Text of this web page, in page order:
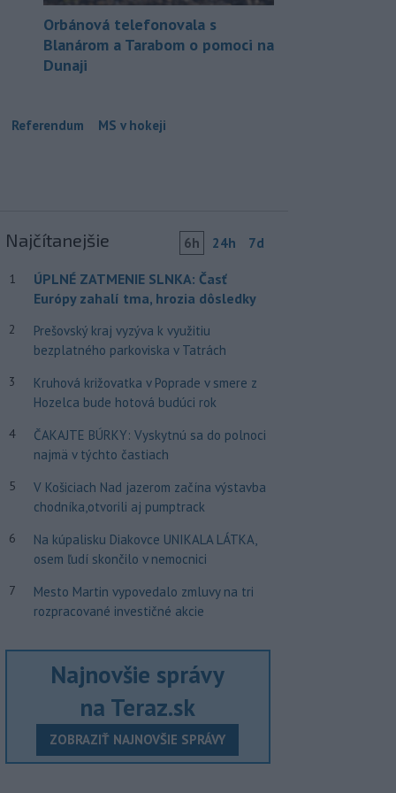
Orbánová telefonovala s
Blanárom a Tarabom o pomoci na
Dunaji
Referendum MS v hokeji
Najčítanejšie 6h 24h 7d
1
ÚPLNÉ ZATMENIE SLNKA: Časť
Európy zahalí tma, hrozia dôsledky
2
Prešovský kraj vyzýva k využitiu
bezplatného parkoviska v Tatrách
3
Kruhová križovatka v Poprade v smere z
Hozelca bude hotová budúci rok
4
ČAKAJTE BÚRKY: Vyskytnú sa do polnoci
najmä v týchto častiach
5
V Košiciach Nad jazerom začína výstavba
chodníka,otvorili aj pumptrack
6
Na kúpalisku Diakovce UNIKALA LÁTKA,
osem ľudí skončilo v nemocnici
7
Mesto Martin vypovedalo zmluvy na tri
rozpracované investičné akcie
Najnovšie správy
na Teraz.sk
ZOBRAZIŤ NAJNOVŠIE SPRÁVY